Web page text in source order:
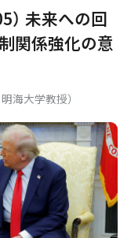
） 未来への回
関係強化の意
海大学教授）